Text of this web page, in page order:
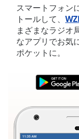
Skip
Backward
Skip
Forward
Mute
Current
Duration-:-
0.00%
Stream
TypeLIVE
スマートフォン
トールして、
まざまなラジオ
なアプリでお気
ポケットに。